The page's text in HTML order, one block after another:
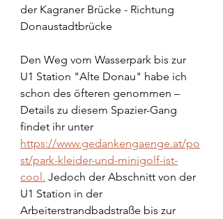
der Kagraner Brücke - Richtung
Donaustadtbrücke
Den Weg vom Wasserpark bis zur
U1 Station "Alte Donau" habe ich
schon des öfteren genommen –
Details zu diesem Spazier-Gang
findet ihr unter
https://www.gedankengaenge.at/po
st/park-kleider-und-minigolf-ist-
cool. Jedoch der Abschnitt von der
U1 Station in der
Arbeiterstrandbadstraße bis zur